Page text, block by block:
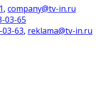
, company@tv-in.ru
03-65
03-63, reklama@tv-in.ru